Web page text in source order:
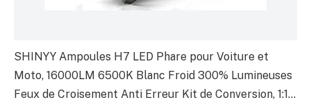
SHINYY Ampoules H7 LED Phare pour Voiture et
Moto, 16000LM 6500K Blanc Froid 300% Lumineuses
Feux de Croisement Anti Erreur Kit de Conversion, 1:1